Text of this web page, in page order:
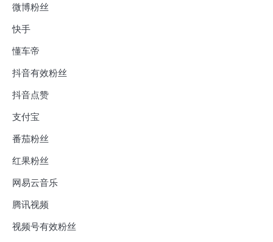
微博粉丝
快手
懂车帝
抖音有效粉丝
抖音点赞
支付宝
番茄粉丝
红果粉丝
网易云音乐
腾讯视频
视频号有效粉丝